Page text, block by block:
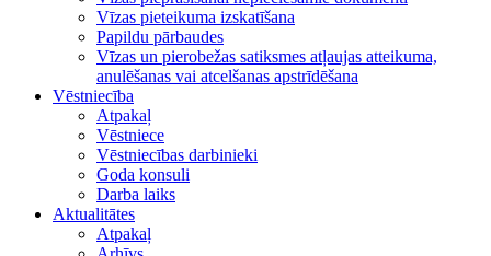
Vīzas pieteikuma izskatīšana
Papildu pārbaudes
Vīzas un pierobežas satiksmes atļaujas atteikuma,
anulēšanas vai atcelšanas apstrīdēšana
Vēstniecība
Atpakaļ
Vēstniece
Vēstniecības darbinieki
Goda konsuli
Darba laiks
Aktualitātes
Atpakaļ